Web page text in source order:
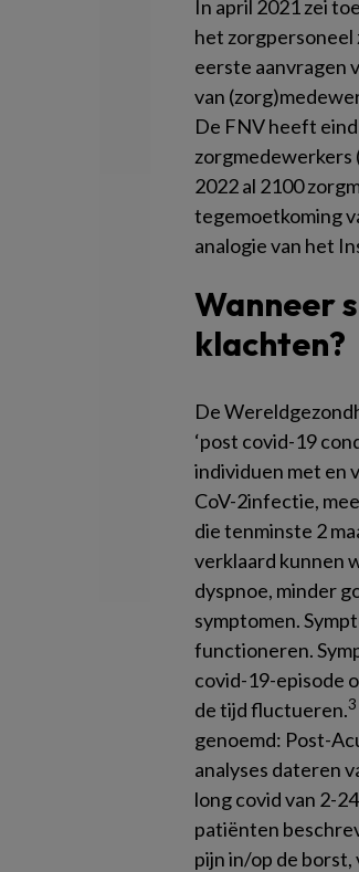
In april 2021 zei
het zorgpersoneel
eerste aanvragen
van
De FNV heeft
zorgmedewerkers
2022 al 2100
tegemoetkoming
analogie van het
Wanneer
klachten?
De
‘post covid-19
individuen met en
CoV-2infectie,
die tenminste 2
verklaard kunnen
dyspnoe, minder
symptomen.
functioneren.
covid-19-episode
de tijd fluctueren.3
genoemd: Post-
analyses dateren
long covid van 2-
patiënten
pijn in/op de